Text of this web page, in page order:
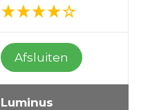
Afsluiten
Luminus